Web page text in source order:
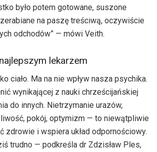
było potem gotowane, suszone
na paszę treściwą, oczywiście
odchodów” — mówi Veith.
lekarzem
ciało. Ma na nie wpływ nasza psychika.
wynikającej z nauki chrześcijańskiej
do innych. Nietrzymanie urazów,
pokój, optymizm — to niewątpliwie
zdrowie i wspiera układ odpornościowy.
trudno — podkreśla dr Zdzisław Ples,